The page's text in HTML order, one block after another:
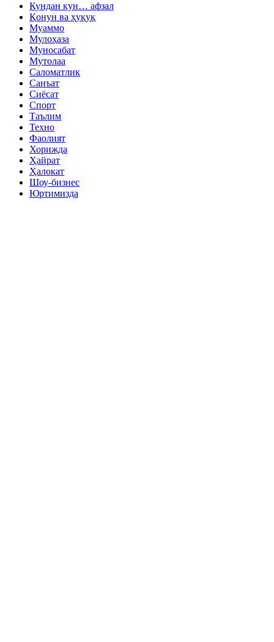
Кундан кун… афзал
Қонун ва ҳуқуқ
Муаммо
Мулоҳаза
Муносабат
Мутолаа
Саломатлик
Санъат
Сиёсат
Спорт
Таълим
Техно
Фаолият
Хорижда
Ҳайрат
Ҳалокат
Шоу-бизнес
Юртимизда